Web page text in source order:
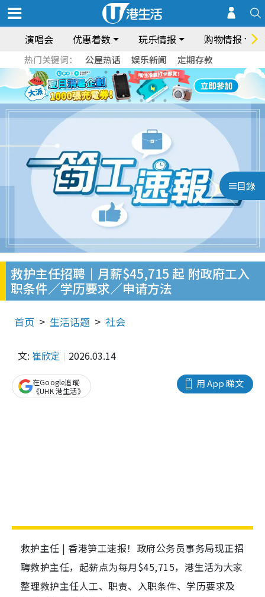
演唱会 优惠着数 玩乐情报 购物情报
热门关键词： 公屋热话 娱乐新闻 定期存款
目錄
救护主任招聘｜月薪$45,715 起 附政府工入
职条件／学历要求／申请方法
首页 生活话题 社会
文: 崔欣定 2026.03.14
用 App 睇文
在Google追蹤
《UHK 港生活》
救护主任 | 香港笋工速报！政府公务员事务局现正招
聘救护主任，起薪点为每月$45,715，港生活为大家
整理救护主任人工、职责、入职条件、学历要求及